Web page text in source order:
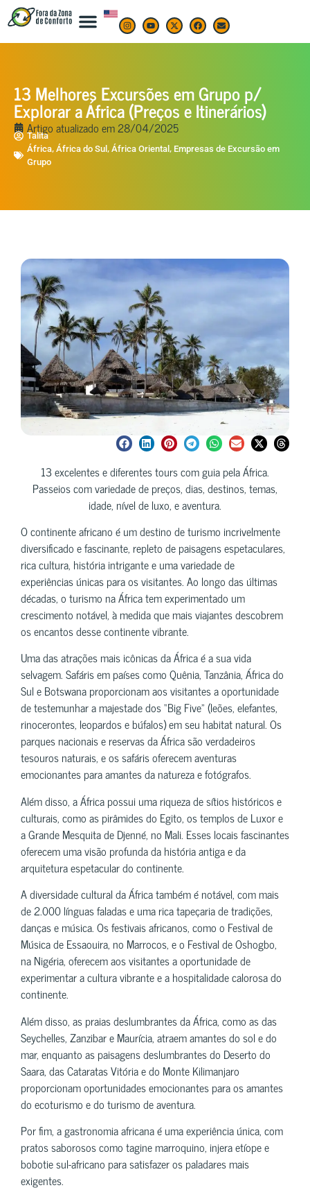
13 Melhores Excursões em Grupo p/
Explorar a África (Preços e Itinerários)
Artigo atualizado em28/04/2025
Talita
África, África do Sul , África Oriental , Empresas de Excursão em
Grupo
13 excelentes e diferentes tours com guia pela África.
Passeios com variedade de preços, dias, destinos, temas,
idade, nível de luxo, e aventura.
O continente africano é um destino de turismo incrivelmente
diversificado e fascinante, repleto de paisagens espetaculares,
rica cultura, história intrigante e uma variedade de
experiências únicas para os visitantes. Ao longo das últimas
décadas, o turismo na África tem experimentado um
crescimento notável, à medida que mais viajantes descobrem
os encantos desse continente vibrante.
Uma das atrações mais icônicas da África é a sua vida
selvagem. Safáris em países como Quênia, Tanzânia, África do
Sul e Botswana proporcionam aos visitantes a oportunidade
de testemunhar a majestade dos “Big Five” (leões, elefantes,
rinocerontes, leopardos e búfalos) em seu habitat natural. Os
parques nacionais e reservas da África são verdadeiros
tesouros naturais, e os safáris oferecem aventuras
emocionantes para amantes da natureza e fotógrafos.
Além disso, a África possui uma riqueza de sítios históricos e
culturais, como as pirâmides do Egito, os templos de Luxor e
a Grande Mesquita de Djenné, no Mali. Esses locais fascinantes
oferecem uma visão profunda da história antiga e da
arquitetura espetacular do continente.
A diversidade cultural da África também é notável, com mais
de 2.000 línguas faladas e uma rica tapeçaria de tradições,
danças e música. Os festivais africanos, como o Festival de
Música de Essaouira, no Marrocos, e o Festival de Oshogbo,
na Nigéria, oferecem aos visitantes a oportunidade de
experimentar a cultura vibrante e a hospitalidade calorosa do
continente.
Além disso, as praias deslumbrantes da África, como as das
Seychelles, Zanzibar e Maurícia, atraem amantes do sol e do
mar, enquanto as paisagens deslumbrantes do Deserto do
Saara, das Cataratas Vitória e do Monte Kilimanjaro
proporcionam oportunidades emocionantes para os amantes
do ecoturismo e do turismo de aventura.
Por fim, a gastronomia africana é uma experiência única, com
pratos saborosos como tagine marroquino, injera etíope e
bobotie sul-africano para satisfazer os paladares mais
exigentes.